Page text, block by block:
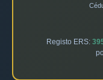
Registo ERS: